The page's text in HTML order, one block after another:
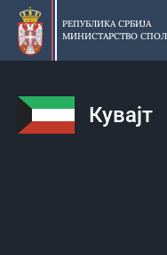
Прескочи
главни
део
РЕПУБЛИКА СРБИЈА
МИНИСТАРСТВО
Кувајт